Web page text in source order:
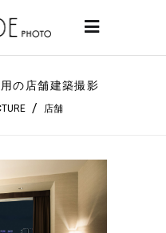
の店舗建築撮影
/ 店舗